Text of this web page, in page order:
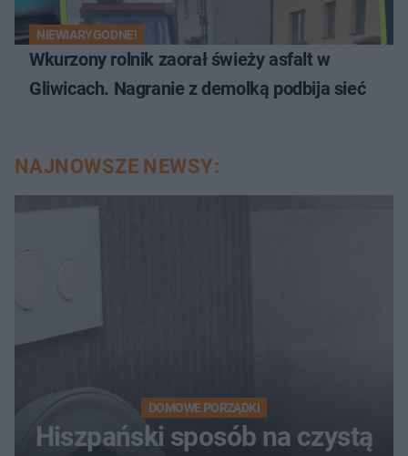
NIEWIARYGODNE!
Wkurzony rolnik zaorał świeży asfalt w
Gliwicach. Nagranie z demolką podbija sieć
NAJNOWSZE NEWSY:
DOMOWE PORZĄDKI
Hiszpański sposób na czystą